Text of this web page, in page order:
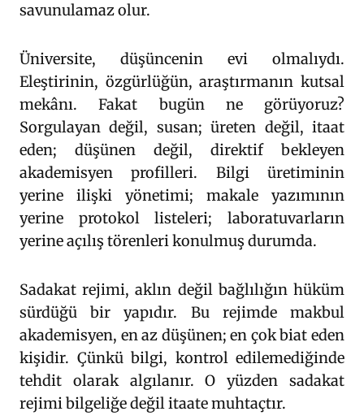
savunulamaz olur.
Üniversite, düşüncenin evi olmalıydı.
Eleştirinin, özgürlüğün, araştırmanın kutsal
mekânı. Fakat bugün ne görüyoruz?
Sorgulayan değil, susan; üreten değil, itaat
eden; düşünen değil, direktif bekleyen
akademisyen profilleri. Bilgi üretiminin
yerine ilişki yönetimi; makale yazımının
yerine protokol listeleri; laboratuvarların
yerine açılış törenleri konulmuş durumda.
Sadakat rejimi, aklın değil bağlılığın hüküm
sürdüğü bir yapıdır. Bu rejimde makbul
akademisyen, en az düşünen; en çok biat eden
kişidir. Çünkü bilgi, kontrol edilemediğinde
tehdit olarak algılanır. O yüzden sadakat
rejimi bilgeliğe değil itaate muhtaçtır.